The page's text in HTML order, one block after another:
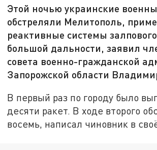
Этой ночью украинские
обстреляли Мелитополь,
реактивные системы
большой дальности, заявил
совета военно-гражданской
Запорожской области
В первый раз по городу было
десяти ракет. В ходе второго
восемь, написал чиновник в